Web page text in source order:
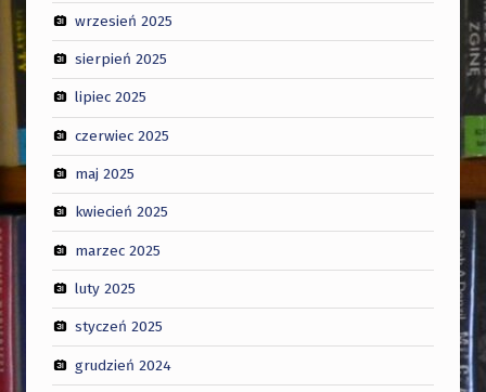
wrzesień 2025
sierpień 2025
lipiec 2025
czerwiec 2025
maj 2025
kwiecień 2025
marzec 2025
luty 2025
styczeń 2025
grudzień 2024